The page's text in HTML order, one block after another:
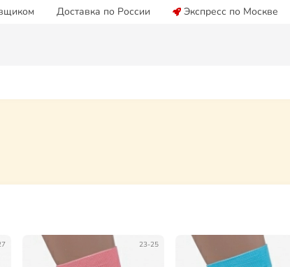
Доставка по России Экспресс по Москве
23-25